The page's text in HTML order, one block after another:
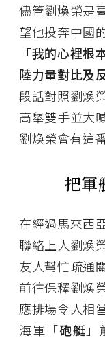
儘管劉煥榮是
望他投奔中國
「我的心裡
陸力量對比及
段話對照劉煥
高舉雙手並大
劉煥榮會有這
把軍
在經過馬來西
聯絡上人劉煥
友人幫忙疏通
前往保釋劉煥
應排場令人相
海軍「砲艇